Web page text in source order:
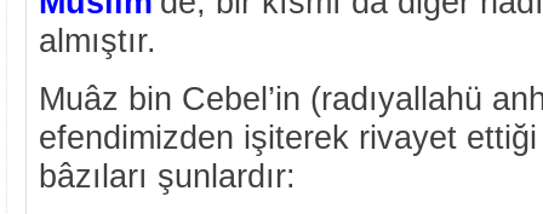
almıştır.
Muâz bin Cebel’in (radıyallahü
efendimizden işiterek rivayet
bâzıları şunlardır: